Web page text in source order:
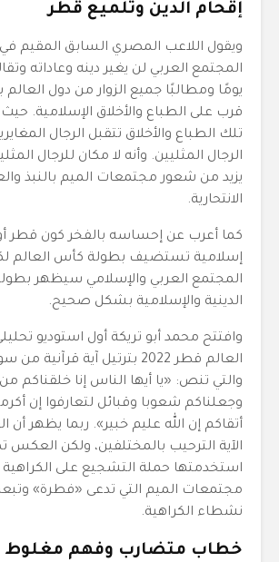
إقحام الدين وتلميع قطر
ويقول اللاعب المصري السابق المقيم
يومًا ومطالبًا جميع الزوار من دول
قرب على الطباع والأخلاق الإسلامية.
تلك الطباع والأخلاق تتقبل الرجال
الرجال المثليين. وأنه لا مكان للرجال
يزيد من شعور مجتمعات الميم بالنبذ
الانتحارية.
كما أعرب عن إحساسه بالفخر كون قطر
إسلامية تستضيف بطولة كأس العالم
المجتمع العربي والإسلامي سيظهر
الدينية والإسلامية بشكل صحيح.
وافتتح محمد أبو تريكة أول استوديو
العالم قطر 2022 بترتيل آية
والتي تنص: «يا أيها الناس إنا خلقناكم من
وجعلناكم شعوبا وقبائل لتعارفوا إن
أتقاكم إن الله عليم خبير». ربما يظهر
الآية الترحيب بالمختلفين، ولكن العكس
استخدمتها حملة التشجيع على
مجتمعات الميم التي تدعى «فطرة»
نشطاء الكراهية.
خطاب متضارب وفهم مغلوط